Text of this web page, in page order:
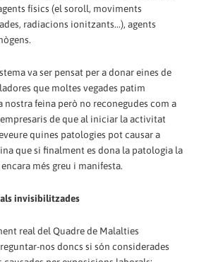
físics (el soroll, moviments
radiacions ionitzants...), agents
va ser pensat per a donar eines de
que moltes vegades patim
nostra feina però no reconegudes com a
de que al iniciar la activitat
quines patologies pot causar a
que si finalment es dona la patologia la
més greu i manifesta.
invisibilitzades
real del Quadre de Malalties
nos doncs si són considerades